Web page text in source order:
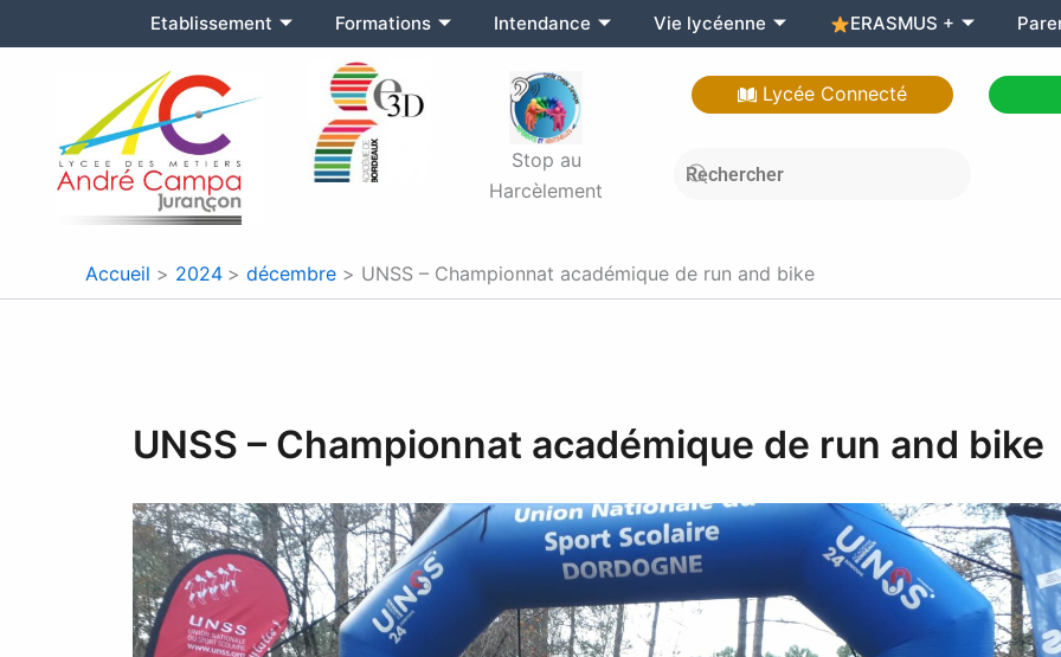
au
Etablissement Formations Intendance Vie lycéenne ERASMUS +
Stop au
Harcèlement
Lycée Connecté
Accueil 2024 décembre UNSS – Championnat académique de run and bike
UNSS – Championnat académique de run and bike